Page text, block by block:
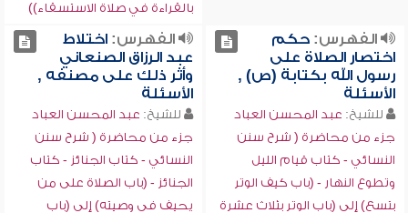
بالقراءة في صلاة الاستسقاء))
الفهرس:حكم
اختصار الصلاة على
رسول الله بكتابة (ص) ,
الأسئلة
للشيخ: عبد المحسن العباد
جزء من محاضرة ( شرح سنن
النسائي - كتاب قيام الليل
وتطوع النهار - (باب كيف الوتر
بتسع) إلى (باب الوتر بثلاث عشرة
الفهرس:اختلاط
عبد الرزاق الصنعاني
وأثر ذلك على مصنفه ,
الأسئلة
للشيخ: عبد المحسن العباد
جزء من محاضرة ( شرح سنن
النسائي - كتاب الجنائز - كتاب
الجنائز - (باب الصلاة على من
يحيف في وصيته) إلى (باب